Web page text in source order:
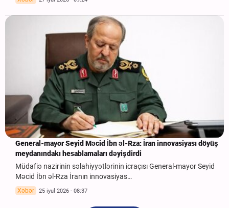
General-mayor Seyid Məcid İbn əl-Rza: İran innovasiyası döyüş
meydanındakı hesablamaları dəyişdirdi
Müdafiə nazirinin səlahiyyətlərinin icraçısı General-mayor Seyid
Məcid İbn əl-Rza İranın innovasiyas…
Xəbər 25 iyul 2026 - 08:37